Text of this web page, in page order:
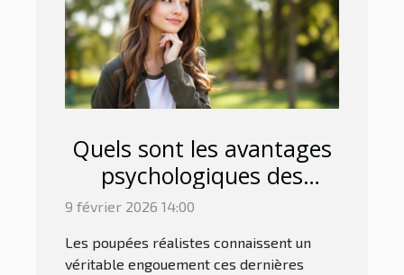
Quels sont les avantages
psychologiques des
poupées réalistes ?
9 février 2026 14:00
Les poupées réalistes connaissent un
véritable engouement ces dernières